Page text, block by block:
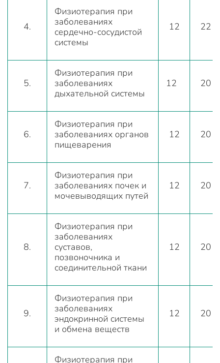
4.
Физиотерапия при
заболеваниях
сердечно-сосудистой
системы
12 22
5.
Физиотерапия при
заболеваниях
дыхательной системы
12 20
6.
Физиотерапия при
заболеваниях органов
пищеварения
12 20
7.
Физиотерапия при
заболеваниях почек и
мочевыводящих путей
12 20
8.
Физиотерапия при
заболеваниях
суставов,
позвоночника и
соединительной ткани
12 20
9.
Физиотерапия при
заболеваниях
эндокринной системы
и обмена веществ
12 20
Физиотерапия при